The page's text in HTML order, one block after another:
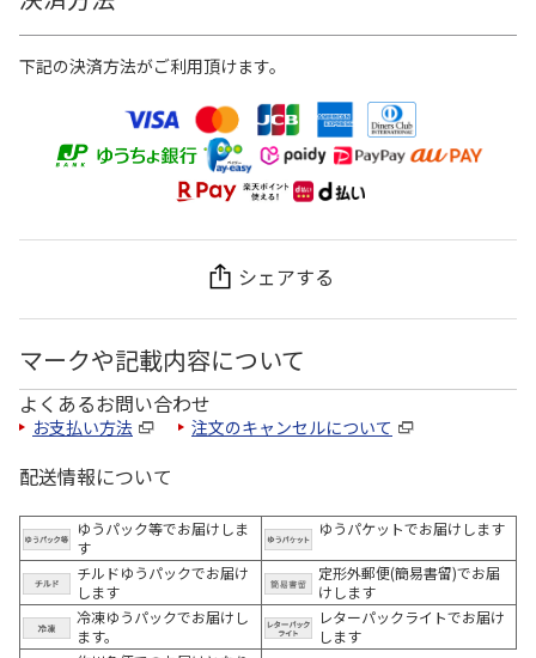
下記の決済方法がご利用頂けます。
シェアする
マークや記載内容について
よくあるお問い合わせ
お支払い方法 注文のキャンセルについて
配送情報について
ゆうパック等でお届けしま
す
ゆうパケットでお届けします
チルドゆうパックでお届け
します
定形外郵便(簡易書留)でお届
けします
冷凍ゆうパックでお届けし
ます。
レターパックライトでお届け
します